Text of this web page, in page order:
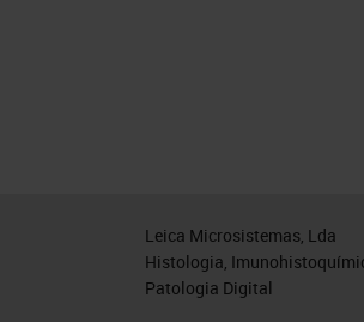
Leica Microsistemas, Lda
Histologia,
Patologia Digital